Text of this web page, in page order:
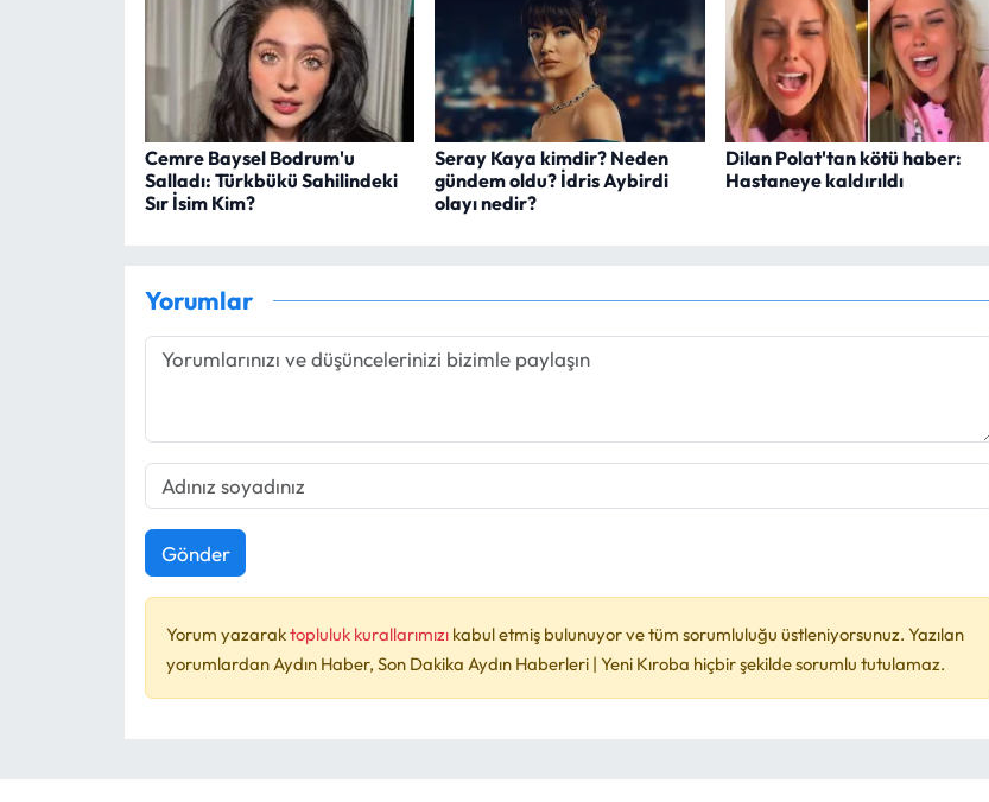
Cemre Baysel Bodrum'u
Salladı: Türkbükü Sahilindeki
Sır İsim Kim?
Seray Kaya kimdir? Neden
gündem oldu? İdris Aybirdi
olayı nedir?
Dilan Polat'tan kötü haber:
Hastaneye kaldırıldı
Yorumlar
Gönder
Yorum yazaraktopluluk kurallarımızı kabul etmiş bulunuyor ve tüm sorumluluğu üstleniyorsunuz. Yazılan
yorumlardan Aydın Haber, Son Dakika Aydın Haberleri | Yeni Kıroba hiçbir şekilde sorumlu tutulamaz.